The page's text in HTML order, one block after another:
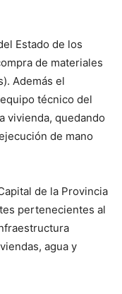
Estado de los
de materiales
Además el
técnico del
vivienda, quedando
de mano
de la Provincia
pertenecientes al
agua y